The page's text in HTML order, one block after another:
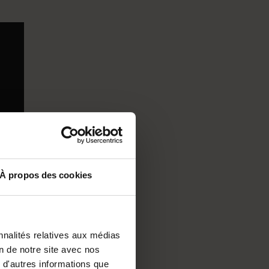
À propos des cookies
relatives aux médias
de notre site avec nos
informations que